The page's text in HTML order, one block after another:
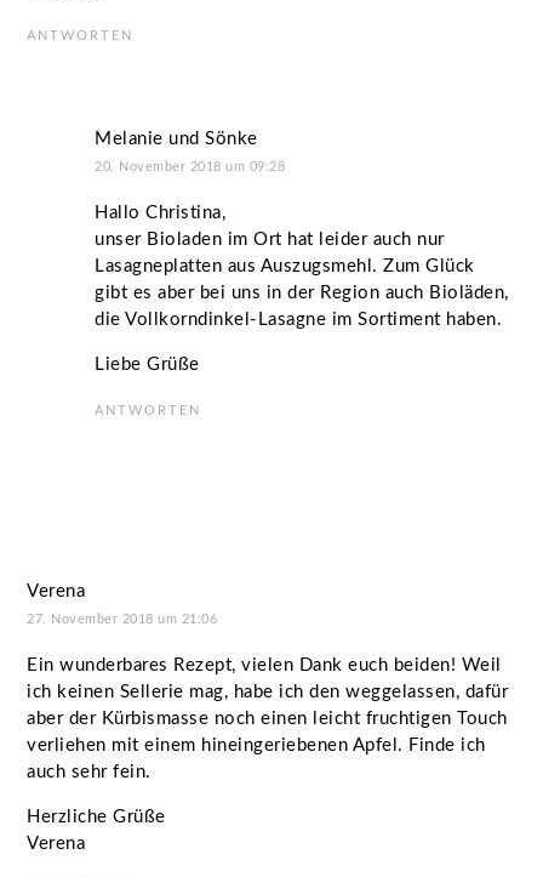
ANTWORTEN
Melanie und Sönke
20. November 2018 um 09:28
Hallo Christina,
unser Bioladen im Ort hat leider auch nur
Lasagneplatten aus Auszugsmehl. Zum Glück
gibt es aber bei uns in der Region auch Bioläden,
die Vollkorndinkel-Lasagne im Sortiment haben.
Liebe Grüße
ANTWORTEN
Verena
27. November 2018 um 21:06
Ein wunderbares Rezept, vielen Dank euch beiden! Weil
ich keinen Sellerie mag, habe ich den weggelassen, dafür
aber der Kürbismasse noch einen leicht fruchtigen Touch
verliehen mit einem hineingeriebenen Apfel. Finde ich
auch sehr fein.
Herzliche Grüße
Verena